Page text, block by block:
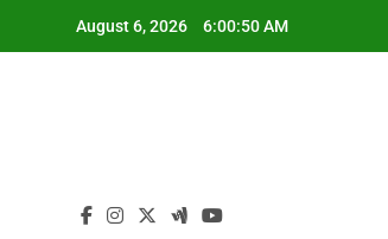
August 6, 2026 6:00:50 AM